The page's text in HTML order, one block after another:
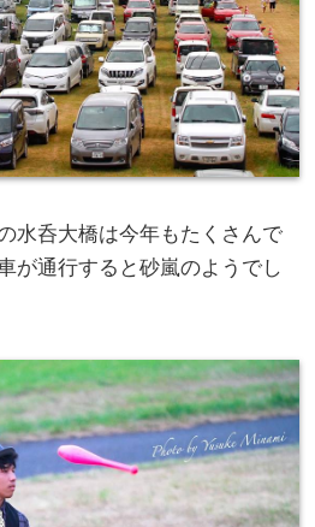
水呑大橋は今年もたくさんで
が通行すると砂嵐のようでし